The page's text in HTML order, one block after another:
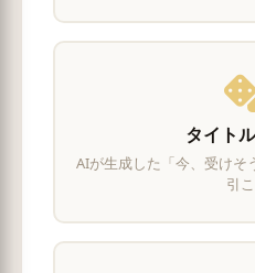
タイト
AIが生成した「今、受けそ
引